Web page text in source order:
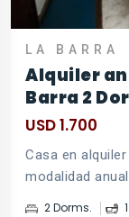
LA BARRA
Alquiler
Barra 2
USD 1.700
Casa en
modalidad
2 Dorms.